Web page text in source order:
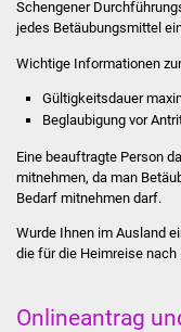
Schengener
jedes Betäubungsmittel
Wichtige Informationen
Gültigkeitsdauer
Beglaubigung vor
Eine beauftragte Person
mitnehmen, da man
Bedarf mitnehmen darf.
Wurde Ihnen im Ausland
die für die Heimreise
Onlineantrag